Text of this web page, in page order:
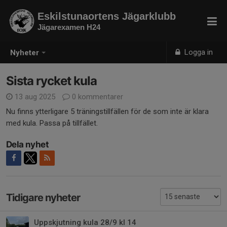
Nyheter Logga in
Eskilstunaortens Jägarklubb
Jägarexamen H24
Sista rycket kula
13 aug 2025
0 kommentarer
Nu finns ytterligare 5 träningstillfällen för de som inte är klara
med kula. Passa på tillfället.
Dela nyhet
Tidigare nyheter
Uppskjutning kula 28/9 kl 14